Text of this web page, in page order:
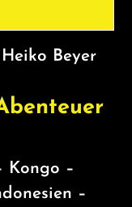
Beyer
Kongo –
–